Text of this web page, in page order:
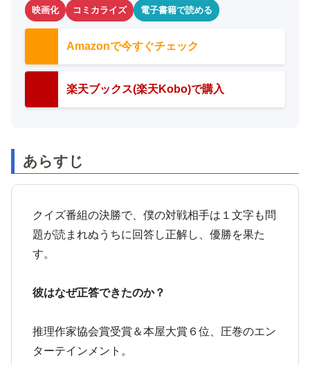
映画化 コミカライズ 電子書籍で読める
Amazonで今すぐチェック
楽天ブックス(楽天Kobo)で購入
あらすじ
クイズ番組の決勝で、僕の対戦相手は１文字も問
題が読まれぬうちに回答し正解し、優勝を果た
す。
彼はなぜ正答できたのか？
推理作家協会賞受賞＆本屋大賞６位、圧巻のエン
ターテインメント。